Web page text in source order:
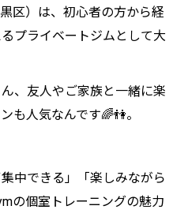
区）は、初心者の方から経
プライベートジムとして大
、友人やご家族と一緒に楽
も人気なんです🌈👫。
中できる」「楽しみながら
の個室トレーニングの魅力